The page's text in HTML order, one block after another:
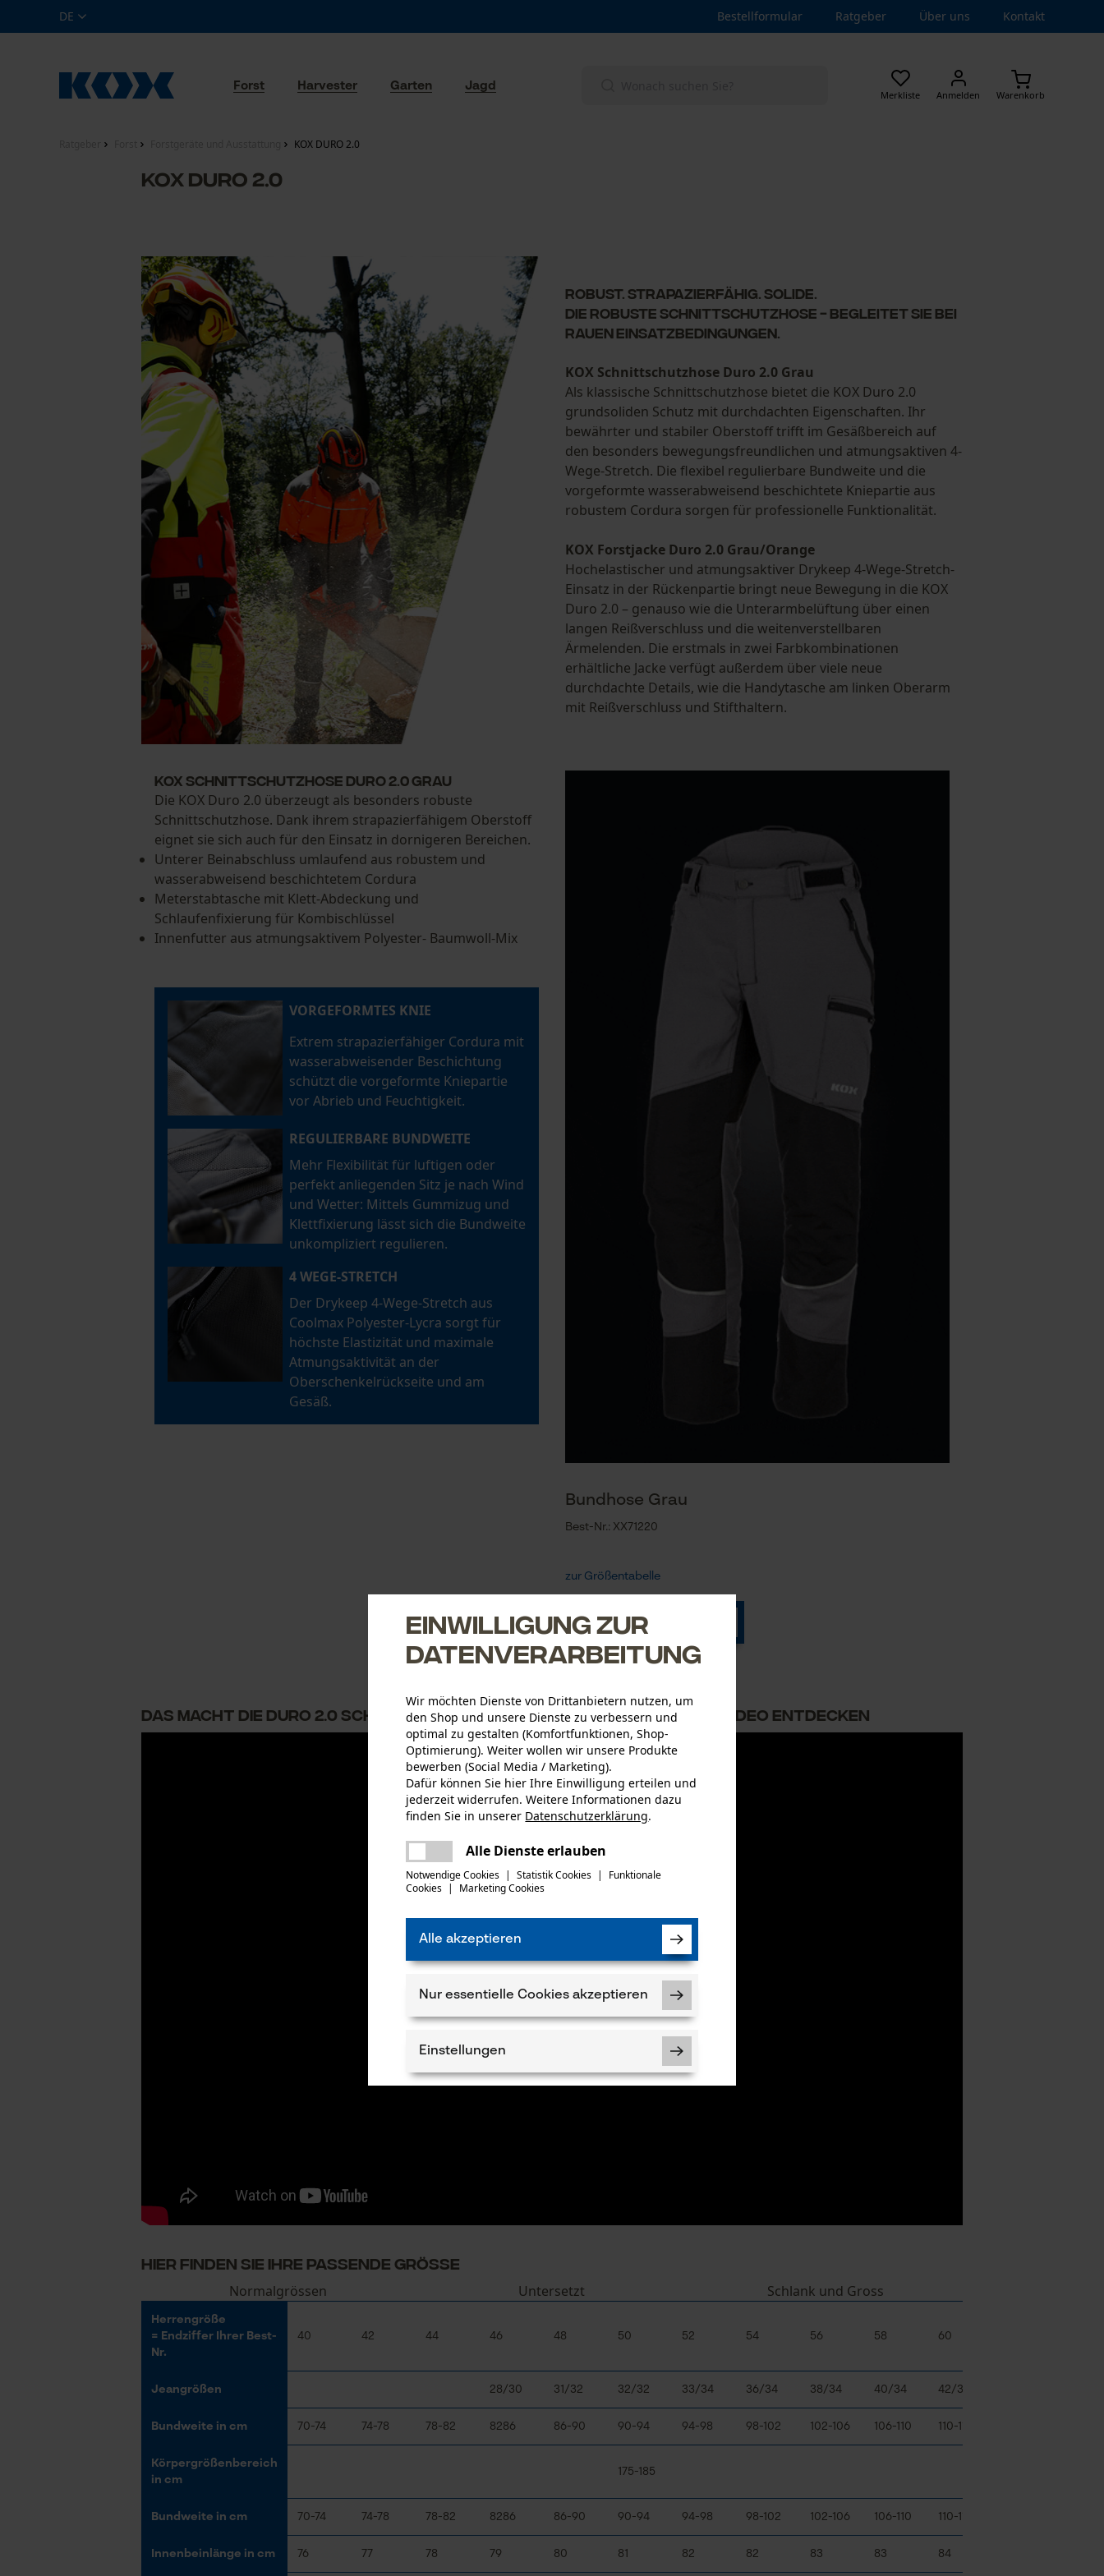
DE Bestellformular Ratgeber Über uns Kontakt
Merkliste Anmelden Warenkorb
Forst Harvester Garten Jagd
KOX DURO 2.0
KOX DURO 2.0
Robust. Strapazierfähig. Solide.
Die robuste Schnittschutzhose - begleitet Sie bei
rauen Einsatzbedingungen.
KOX Schnittschutzhose Duro 2.0 Grau
Als klassische Schnittschutzhose bietet die KOX Duro 2.0
grundsoliden Schutz mit durchdachten Eigenschaften. Ihr
bewährter und stabiler Oberstoff trifft im Gesäßbereich auf
den besonders bewegungsfreundlichen und atmungsaktiven 4-
Wege-Stretch. Die flexibel regulierbare Bundweite und die
vorgeformte wasserabweisend beschichtete Kniepartie aus
robustem Cordura sorgen für professionelle Funktionalität.
KOX Forstjacke Duro 2.0 Grau/Orange
Hochelastischer und atmungsaktiver Drykeep 4-Wege-Stretch-
Einsatz in der Rückenpartie bringt neue Bewegung in die KOX
Duro 2.0 – genauso wie die Unterarmbelüftung über einen
langen Reißverschluss und die weitenverstellbaren
Ärmelenden. Die erstmals in zwei Farbkombinationen
erhältliche Jacke verfügt außerdem über viele neue
durchdachte Details, wie die Handytasche am linken Oberarm
mit Reißverschluss und Stifthaltern.
KOX SCHNITTSCHUTZHOSE DURO 2.0 GRAU
Die KOX Duro 2.0 überzeugt als besonders robuste
Schnittschutzhose. Dank ihrem strapazierfähigem Oberstoff
eignet sie sich auch für den Einsatz in dornigeren Bereichen.
Unterer Beinabschluss umlaufend aus robustem und
wasserabweisend beschichtetem Cordura
Meterstabtasche mit Klett-Abdeckung und
Schlaufenfixierung für Kombischlüssel
Innenfutter aus atmungsaktivem Polyester- Baumwoll-Mix
VORGEFORMTES KNIE
Extrem strapazierfähiger Cordura mit
wasserabweisender Beschichtung
schützt die vorgeformte Kniepartie
vor Abrieb und Feuchtigkeit.
REGULIERBARE BUNDWEITE
Mehr Flexibilität für luftigen oder
perfekt anliegenden Sitz je nach Wind
und Wetter: Mittels Gummizug und
Klettfixierung lässt sich die Bundweite
unkompliziert regulieren.
4 WEGE-STRETCH
Der Drykeep 4-Wege-Stretch aus
Coolmax Polyester-Lycra sorgt für
höchste Elastizität und maximale
Atmungsaktivität an der
Oberschenkelrückseite und am
Gesäß.
Bundhose Grau
Best-Nr.: XX71220
zur Größentabelle
Zum Produkt
DAS MACHT DIE DURO 2.0 SCHNITTSCHUTZHOSE AUS JETZT IM PRODUKT-VIDEO ENTDECKEN
HIER FINDEN SIE IHRE PASSENDE GRÖSSE
Normalgrössen Untersetzt Schlank und Gross
Herrengröße
= Endziffer Ihrer Best-
Nr.
40 42 44 46 48 50 52 54 56 58 60
Jeangrößen 28/30 31/32 32/32 33/34 36/34 38/34 40/34 42/34
Bundweite in cm 70-74 74-78 78-82 8286 86-90 90-94 94-98 98-102 102-106 106-110 110-114
Körpergrößenbereich
in cm
175-185
Bundweite in cm 70-74 74-78 78-82 8286 86-90 90-94 94-98 98-102 102-106 106-110 110-114
Innenbeinlänge in cm 76 77 78 79 80 81 82 82 83 83 84
Einwilligung zur
Datenverarbeitung
Wir möchten Dienste von Drittanbietern nutzen, um
den Shop und unsere Dienste zu verbessern und
optimal zu gestalten (Komfortfunktionen, Shop-
Optimierung). Weiter wollen wir unsere Produkte
bewerben (Social Media / Marketing).
Dafür können Sie hier Ihre Einwilligung erteilen und
jederzeit widerrufen. Weitere Informationen dazu
finden Sie in unserer Datenschutzerklärung.
Alle Dienste erlauben
Notwendige Cookies | Statistik Cookies |
Funktionale
Cookies | Marketing Cookies
Alle akzeptieren
Nur essentielle Cookies akzeptieren
Einstellungen
Session ID
Statistik Cookies
Mouseflow Web Analytics Tool
Fact-Finder Tracking
Es ist ein Fehler aufgetreten. Bitte
versuchen Sie es erneut.
teilen
mail